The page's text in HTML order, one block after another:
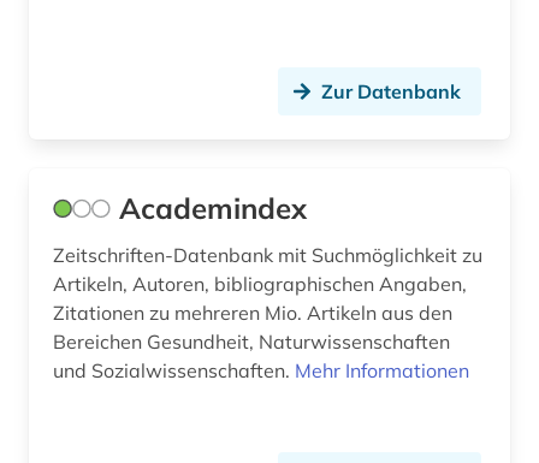
coworking (1)
cyberkriminalität (1)
darfur (1)
data science (1)
Zur Datenbank
Academindex
Zeitschriften-Datenbank mit Suchmöglichkeit zu
Artikeln, Autoren, bibliographischen Angaben,
Zitationen zu mehreren Mio. Artikeln aus den
Bereichen Gesundheit, Naturwissenschaften
und Sozialwissenschaften. Mehr Informationen